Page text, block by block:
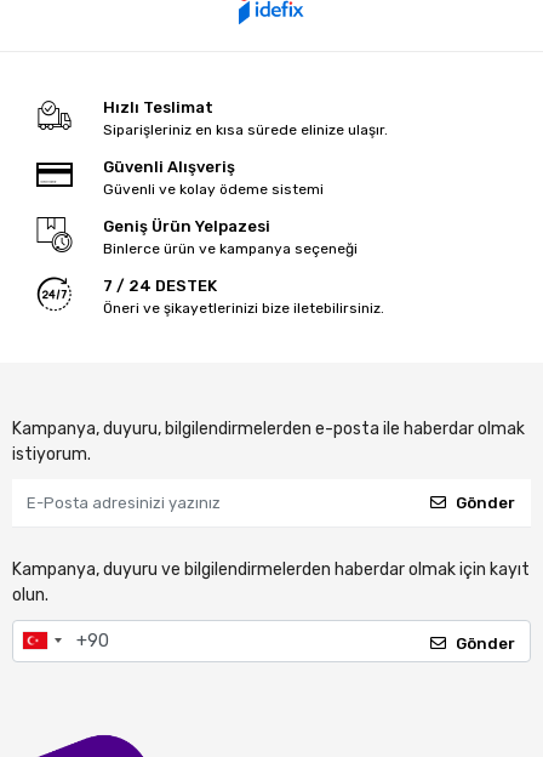
Hızlı Teslimat
Siparişleriniz en kısa sürede elinize ulaşır.
Güvenli Alışveriş
Güvenli ve kolay ödeme sistemi
Geniş Ürün Yelpazesi
Binlerce ürün ve kampanya seçeneği
7 / 24 DESTEK
Öneri ve şikayetlerinizi bize iletebilirsiniz.
Kampanya, duyuru, bilgilendirmelerden e-posta ile haberdar olmak
istiyorum.
Gönder
Kampanya, duyuru ve bilgilendirmelerden haberdar olmak için kayıt
olun.
Gönder